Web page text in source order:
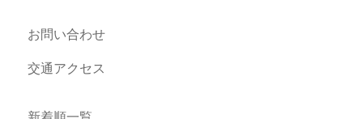
お問い合わせ
交通アクセス